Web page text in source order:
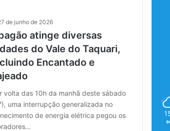
de junho de 2026
atinge diversas
do Vale do Taquari,
Encantado e
volta das 10h da manhã deste sábado
uma interrupção generalizada no
de energia elétrica pegou os